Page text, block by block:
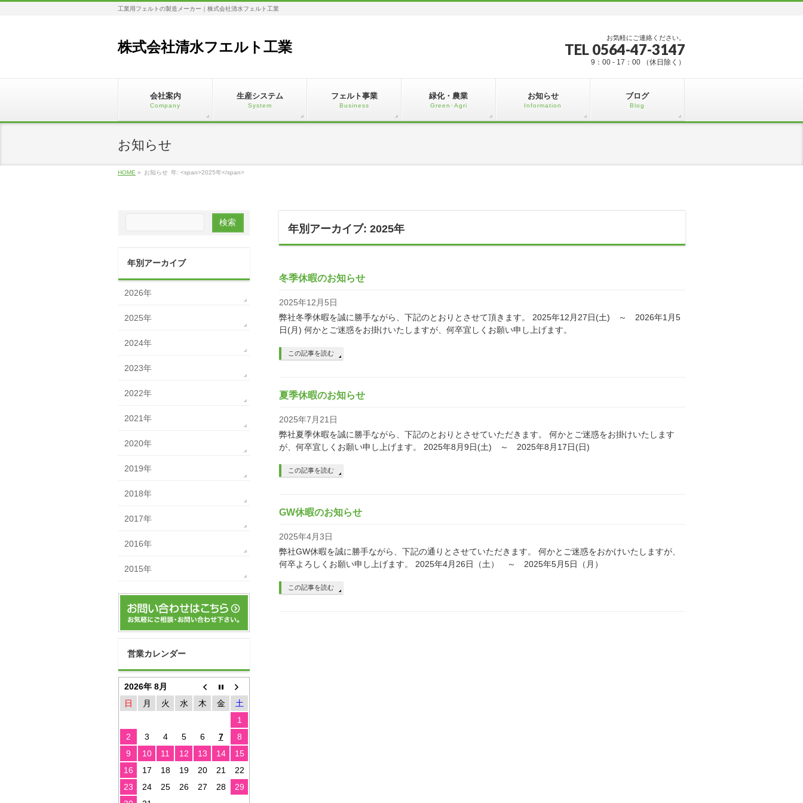
工業用フェルトの製造メーカー｜株式会社清水フェルト工業
株式会社清水フエルト工業
お気軽にご連絡ください。
TEL 0564-47-3147
9：00 - 17：00 （休日除く）
会社案内
Company
生産システム
System
フェルト事業
Business
緑化・農業
Green･Agri
お知らせ
Information
ブログ
Blog
お知らせ
HOME » お知らせ 年: <span>2025年</span>
年別アーカイブ: 2025年
冬季休暇のお知らせ
2025年12月5日
弊社冬季休暇を誠に勝手ながら、下記のとおりとさせて頂きます。 2025年12月27日(土) ～ 2026年1月5
日(月) 何かとご迷惑をお掛けいたしますが、何卒宜しくお願い申し上げます。
この記事を読む
夏季休暇のお知らせ
2025年7月21日
弊社夏季休暇を誠に勝手ながら、下記のとおりとさせていただきます。 何かとご迷惑をお掛けいたします
が、何卒宜しくお願い申し上げます。 2025年8月9日(土) ～ 2025年8月17日(日)
この記事を読む
GW休暇のお知らせ
2025年4月3日
弊社GW休暇を誠に勝手ながら、下記の通りとさせていただきます。 何かとご迷惑をおかけいたしますが、
何卒よろしくお願い申し上げます。 2025年4月26日（土） ～ 2025年5月5日（月）
この記事を読む
年別アーカイブ
2026年
2025年
2024年
2023年
2022年
2021年
2020年
2019年
2018年
2017年
2016年
2015年
営業カレンダー
2026年 8月
日
月 火 水 木 金
土
1
2
3 4 5 6 7
8
9
10 11 12 13 14
15
16
17 18 19 20 21
22
23
24 25 26 27 28
29